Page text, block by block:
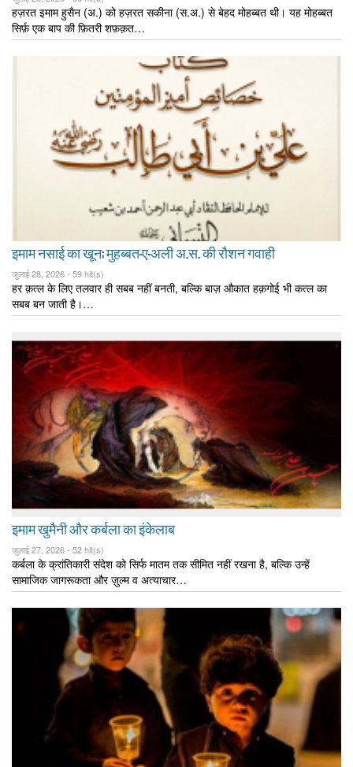
हज़रत इमाम हुसैन (अ.) को हज़रत सकीना (स.अ.) से बेहद मोहब्बत थी। यह मोहब्बत
सिर्फ़ एक बाप की फ़ितरी शफ़क़त…
इमाम नसाई का खून; मुहब्बत-ए-अली अ.स. की रौशन गवाही
जुलाई 28, 2026 - 59 hit(s)
हर क़त्ल के लिए तलवार ही सबब नहीं बनती, बल्कि बाज़ औकात हक़गोई भी कत्ल का
सबब बन जाती है।…
इमाम खुमैनी और कर्बला का इंकेलाब
जुलाई 27, 2026 - 52 hit(s)
कर्बला के क्रांतिकारी संदेश को सिर्फ मातम तक सीमित नहीं रखना है, बल्कि उन्हें
सामाजिक जागरूकता और ज़ुल्म व अत्याचार…